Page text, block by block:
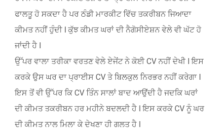
ਫਾਲਤੂ ਹੋ ਸਕਦਾ ਹੈ ਪਰ ਠੰਡੀ ਮਾਰਕੀਟ ਵਿੱਚ ਤਕਰੀਬਨ ਜਿਆਦਾ
ਕੀਮਤ ਨਹੀਂ ਹੁੰਦੀ l ਕੁੱਝ ਕੀਮਤ ਘਰਾਂ ਦੀ ਨੈਗੋਸੀਏਸ਼ਨ ਵੇਲੇ ਵੀ ਘੱਟ ਹੋ
ਜਾਂਦੀ ਹੈ l
ਉੱਪਰ ਵਾਲਾ ਤਰੀਕਾ ਵਰਤਣ ਵੇਲੇ ਏਜੇਂਟ ਨੇ ਕੋਈ CV ਨਹੀਂ ਦੇਖੀ l ਇਸ
ਕਰਕੇ ਉਸ ਘਰ ਦਾ ਪ੍ਰਾਈਸ CV ਤੇ ਬਿਲਕੁਲ ਨਿਰਭਰ ਨਹੀਂ ਕਰੇਗਾ l
ਇਸ ਤੋਂ ਵੀ ਉੱਪਰ ਕਿ CV ਤਿੰਨ ਸਾਲਾਂ ਬਾਦ ਆਉਂਦੀ ਹੈ ਜਦਕਿ ਘਰਾਂ
ਦੀ ਕੀਮਤ ਤਕਰੀਬਨ ਹਰ ਮਹੀਨੇ ਬਦਲਦੀ ਹੈ l ਇਸ ਕਰਕੇ CV ਨੂੰ ਘਰ
ਦੀ ਕੀਮਤ ਨਾਲ ਮਿਲਾ ਕੇ ਦੇਖਣਾ ਹੀ ਗਲਤ ਹੈ l